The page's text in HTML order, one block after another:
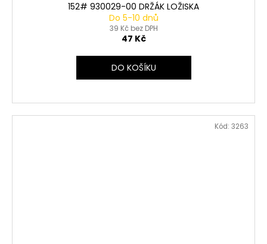
152# 930029-00 DRŽÁK LOŽISKA
Do 5-10 dnů
39 Kč bez DPH
47 Kč
DO KOŠÍKU
Kód: 3263